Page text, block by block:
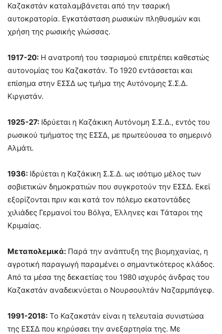
Καζακστάν καταλαμβάνεται από την τσαρική
αυτοκρατορία. Εγκατάσταση ρωσικών πληθυσμών και
χρήση της ρωσικής γλώσσας.
1917-20: Η ανατροπή του τσαρισμού επιτρέπει καθεστώς
αυτονομίας του Καζακστάν. Το 1920 εντάσσεται και
επίσημα στην ΕΣΣΔ ως τμήμα της Αυτόνομης Σ.Σ.Δ.
Κιργιστάν.
1925-27: Ιδρύεται η Καζάκικη Αυτόνομη Σ.Σ.Δ., εντός του
ρωσικού τμήματος της ΕΣΣΔ, με πρωτεύουσα το σημερινό
Αλμάτι.
1936: Ιδρύεται η Καζάκικη Σ.Σ.Δ. ως ισότιμο μέλος των
σοβιετικών δημοκρατιών που συγκροτούν την ΕΣΣΔ. Εκεί
εξορίζονται πριν και κατά τον πόλεμο εκατοντάδες
χιλιάδες Γερμανοί του Βόλγα, Έλληνες και Τάταροι της
Κριμαίας.
Μεταπολεμικά: Παρά την ανάπτυξη της βιομηχανίας, η
αγροτική παραγωγή παραμένει ο σημαντικότερος κλάδος.
Από τα μέσα της δεκαετίας του 1980 ισχυρός άνδρας του
Καζακστάν αναδεικνύεται ο Νουρσουλτάν Ναζαρμπάγεφ.
1991-2018: Το Καζακστάν είναι η τελευταία συνιστώσα
της ΕΣΣΔ που κηρύσσει την ανεξαρτησία της. Με